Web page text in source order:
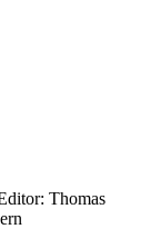
Thomas